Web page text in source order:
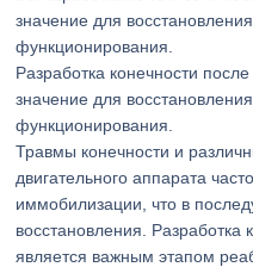
Разработка конечности
значение для
функционирования.
Травмы конечности и
двигательного аппарата
иммобилизации, что в
восстановления. Разработка
является важным этапом